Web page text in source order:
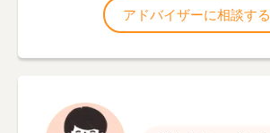
アドバイザーに相談する